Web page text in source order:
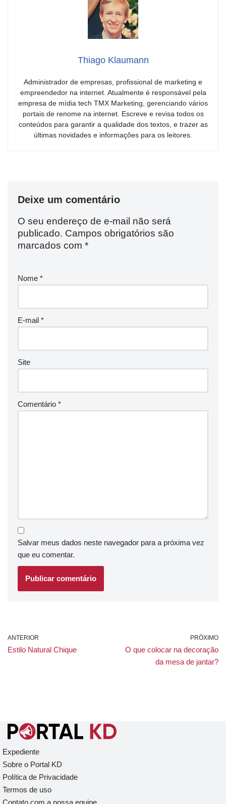
Thiago Klaumann
Administrador de empresas, profissional de marketing e
empreendedor na internet. Atualmente é responsável pela
empresa de mídia tech TMX Marketing, gerenciando vários
portais de renome na internet. Escreve e revisa todos os
conteúdos para garantir a qualidade dos textos, e trazer as
últimas novidades e informações para os leitores.
Deixe um comentário
O seu endereço de e-mail não será
publicado. Campos obrigatórios são
marcados com *
Nome *
E-mail *
Site
Comentário *
Salvar meus dados neste navegador para a próxima vez
que eu comentar.
ANTERIOR
Estilo Natural Chique
PRÓXIMO
O que colocar na decoração
da mesa de jantar?
Expediente
Sobre o Portal KD
Política de Privacidade
Termos de uso